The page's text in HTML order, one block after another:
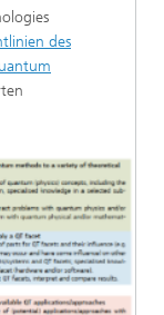
des